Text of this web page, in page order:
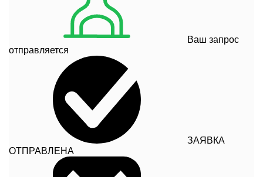
Ваш запрос
отправляется
ЗАЯВКА
ОТПРАВЛЕНА